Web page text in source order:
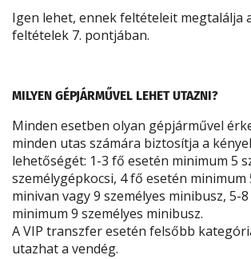
Igen lehet, ennek feltételeit megtalálja
feltételek 7. pontjában.
MILYEN GÉPJÁRMŰVEL LEHET UTAZNI?
Minden esetben olyan gépjárművel
minden utas számára biztosítja a
lehetőségét: 1-3 fő esetén minimum 5
személygépkocsi, 4 fő esetén minimum
minivan vagy 9 személyes minibusz, 5-
minimum 9 személyes minibusz.
A VIP transzfer esetén felsőbb
utazhat a vendég.